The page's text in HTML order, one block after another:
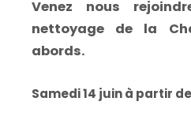
Venez nous
nettoyage de la
abords.
Samedi 14 juin à partir de